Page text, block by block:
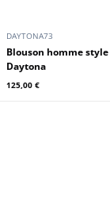
DAYTONA73
Blouson imperméable noir
Daytona 73